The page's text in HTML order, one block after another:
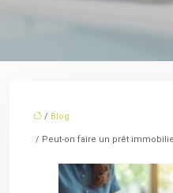
/ Blog
/ Peut-on faire un prêt